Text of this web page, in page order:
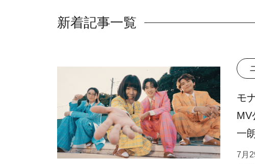
新着記事一覧
モ
一
7月